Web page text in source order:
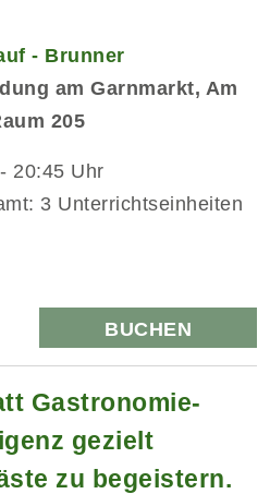
- Brunner
am Garnmarkt, Am
205
20:45 Uhr
3 Unterrichtseinheiten
BUCHEN
Gastronomie-
gezielt
zu begeistern.